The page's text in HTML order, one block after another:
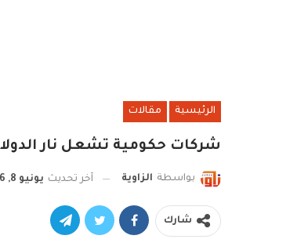
الرئيسية مقالات
شركات حكومية تشعل نار
بواسطة الزاوية آخر تحديث يونيو 8, 2026
شارك